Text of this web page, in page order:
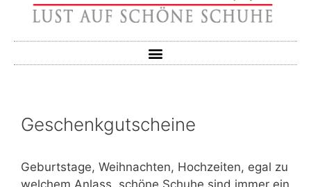
Geschenkgutscheine
Geburtstage, Weihnachten, Hochzeiten, egal zu